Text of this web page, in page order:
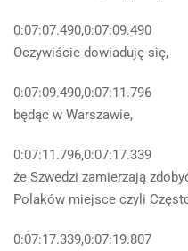
0:07:07.490,0:07:09.490
Oczywiście dowiaduję się,
0:07:09.490,0:07:11.796
będąc w Warszawie,
0:07:11.796,0:07:17.339
że Szwedzi zamierzają
Polaków miejsce czyli
0:07:17.339,0:07:19.807